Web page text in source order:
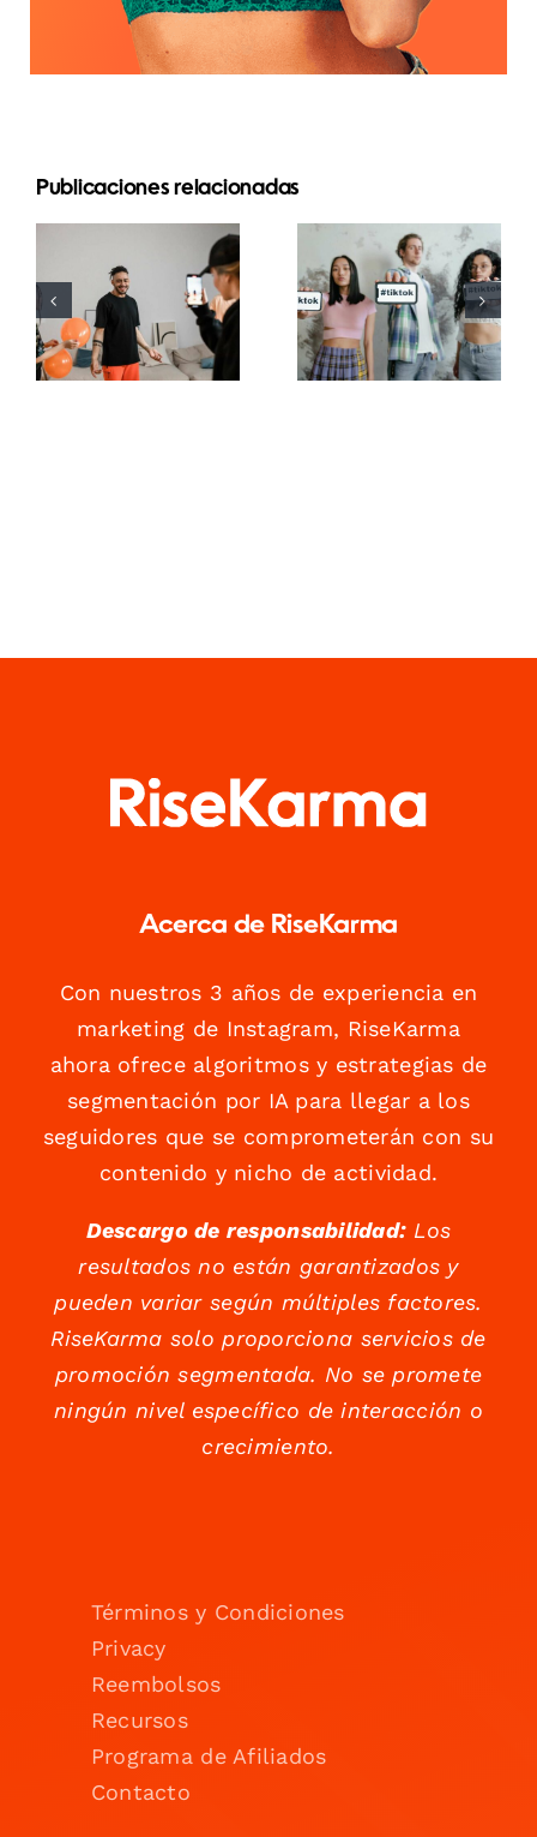
Publicaciones relacionadas
preguntas
más
buscadas
sobre las
redes
Mejores
aplicaciones
de edición
de video
para crear
masterpieces
Acerca de RiseKarma
Con nuestros 3 años de experiencia en
marketing de Instagram, RiseKarma
ahora ofrece algoritmos y estrategias de
segmentación por IA para llegar a los
seguidores que se comprometerán con su
contenido y nicho de actividad.
Descargo de responsabilidad:Los
resultados no están garantizados y
pueden variar según múltiples factores.
RiseKarma solo proporciona servicios de
promoción segmentada. No se promete
ningún nivel específico de interacción o
crecimiento.
Términos y Condiciones
Privacy
Reembolsos
Recursos
Programa de Afiliados
Contacto